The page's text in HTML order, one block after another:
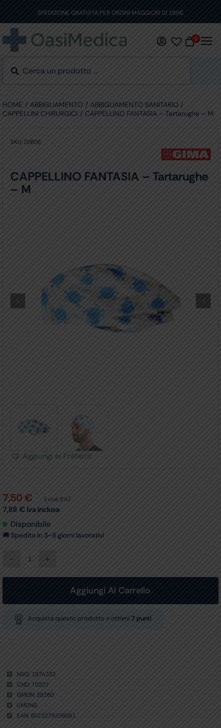
content
SPEDIZIONE GRATUITA PER ORDINI MAGGIORI DI 199€
0
HOME ABBIGLIAMENTO
ABBIGLIAMENTO SANITARIO
CAPPELLINI CHIRURGICI
CAPPELLINO FANTASIA – Tartarughe – M
SKU: 20806
CAPPELLINO FANTASIA – Tartarughe
– M
Aggiungi ai Preferiti
7,50 € (+iva 5%)
7,88 € iva inclusa
Disponibile
🚚 Spedito in 3–5 giorni lavorativi
CAPPELLINO
-
M
quantità
Aggiungi Al Carrello
Acquista questo prodotto e ottieni 7 punti
NSIS: 1874332
CND: T0207
GMDN: 38260
UMDNS:
EAN: 8023279208061